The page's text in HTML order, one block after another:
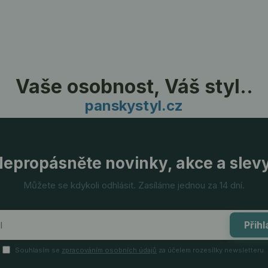
Vaše osobnost, Váš styl..
panskystyl.cz
novinky, akce a
Můžete se kdykoli odhlásit. Zasíláme jednou za 14 dní.
Souhlasím se zpracováním osobních údajů za účelem rozesílky newsletteru.